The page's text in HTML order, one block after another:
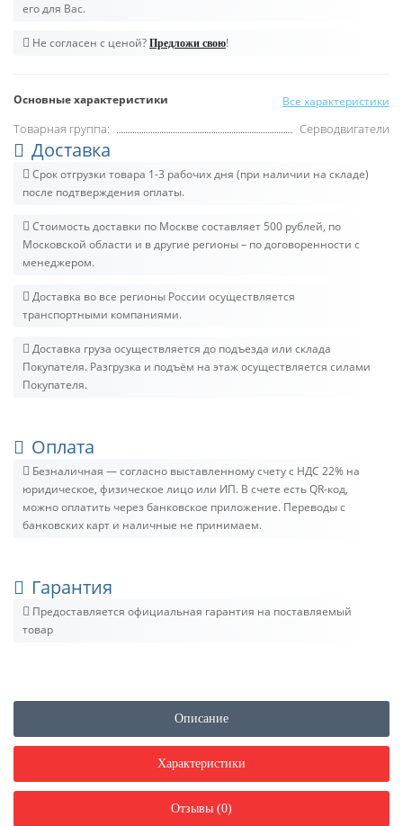
его для Вас.
Не согласен с ценой? Предложи свою!
Основные характеристики Все характеристики
Товарная группа: Серводвигатели
Доставка
Срок отгрузки товара 1-3 рабочих дня (при наличии на складе)
после подтверждения оплаты.
Стоимость доставки по Москве составляет 500 рублей, по
Московской области и в другие регионы – по договоренности с
менеджером.
Доставка во все регионы России осуществляется
транспортными компаниями.
Доставка груза осуществляется до подъезда или склада
Покупателя. Разгрузка и подъём на этаж осуществляется силами
Покупателя.
Оплата
Безналичная — согласно выставленному счету c НДС 22% на
юридическое, физическое лицо или ИП. В счете есть QR-код,
можно оплатить через банковское приложение. Переводы с
банковских карт и наличные не принимаем.
Гарантия
Предоставляется официальная гарантия на поставляемый
товар
Описание
Характеристики
Отзывы (0)